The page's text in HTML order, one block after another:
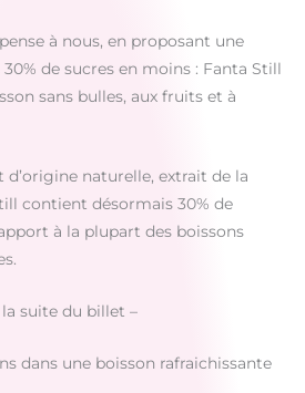
à nous, en proposant une
de sucres en moins : Fanta Still
sans bulles, aux fruits et à
d’origine naturelle, extrait de la
contient désormais 30% de
à la plupart des boissons
suite du billet –
dans une boisson rafraichissante